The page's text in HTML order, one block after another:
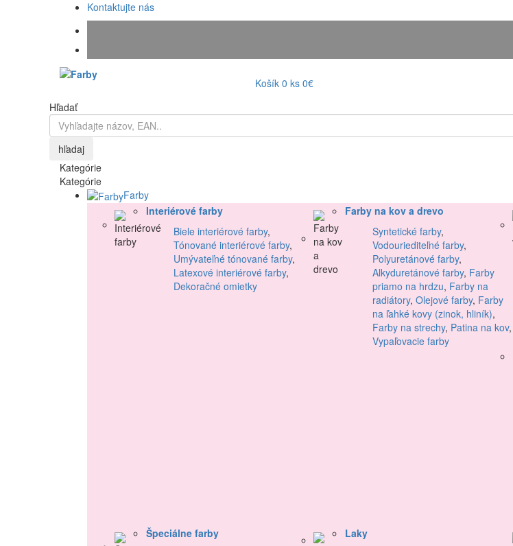
Kontaktujte nás
Košík 0 ks 0€
Hľadať
hľadaj
Kategórie
Kategórie
Farby
Interiérové farby
Biele interiérové farby,
Tónované interiérové farby,
Umývateľné tónované farby,
Latexové interiérové farby,
Dekoračné omietky
Farby na kov a drevo
Syntetické farby,
Vodouriediteľné farby,
Polyuretánové farby,
Alkyduretánové farby, Farby
priamo na hrdzu, Farby na
radiátory, Olejové farby, Farby
na ľahké kovy (zinok, hliník),
Farby na strechy, Patina na kov,
Vypaľovacie farby
Špeciálne farby
Laky